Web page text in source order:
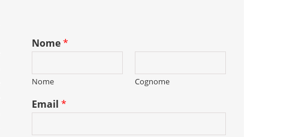
Nome*
Nome Cognome
Email *